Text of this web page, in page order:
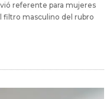
referente para mujeres
filtro masculino del rubro